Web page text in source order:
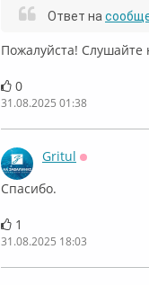
Ответ на
Пожалуйста! Слушайте
0
31.08.2025 01:38
Gritul
Спасибо.
1
31.08.2025 18:03